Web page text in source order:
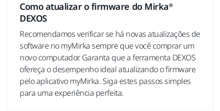
Como atualizar o firmware do Mirka®
DEXOS
Recomendamos verificar se há novas atualizações de
software no myMirka sempre que você comprar um
novo computador. Garanta que a ferramenta DEXOS
ofereça o desempenho ideal atualizando o firmware
pelo aplicativo myMirka. Siga estes passos simples
para uma experiência perfeita.